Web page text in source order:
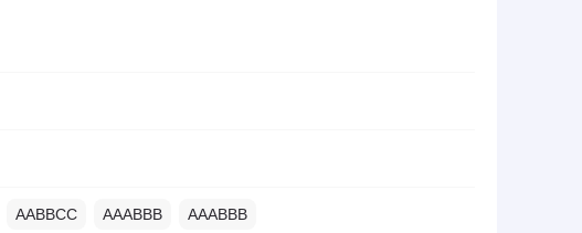
AABBCC AAABBB AAABBB